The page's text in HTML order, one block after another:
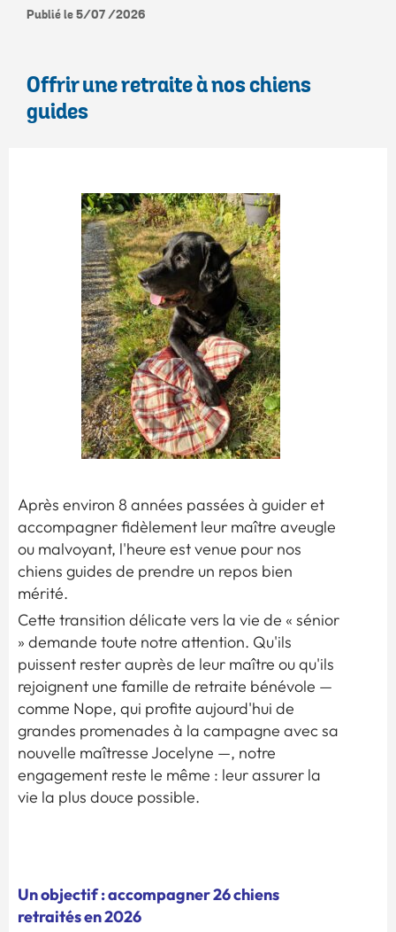
Publié le 5/07 /2026
Offrir une retraite à nos chiens
guides
Après environ 8 années passées à guider et
accompagner fidèlement leur maître aveugle
ou malvoyant, l'heure est venue pour nos
chiens guides de prendre un repos bien
mérité.
Cette transition délicate vers la vie de « sénior
» demande toute notre attention. Qu'ils
puissent rester auprès de leur maître ou qu'ils
rejoignent une famille de retraite bénévole —
comme Nope, qui profite aujourd'hui de
grandes promenades à la campagne avec sa
nouvelle maîtresse Jocelyne —, notre
engagement reste le même : leur assurer la
vie la plus douce possible.
Un objectif : accompagner 26 chiens
retraités en 2026